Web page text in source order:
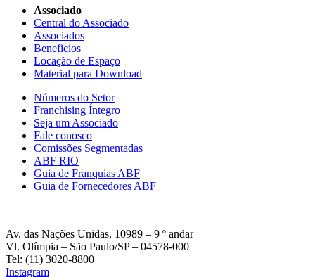
Associado
Central do Associado
Associados
Beneficios
Locação de Espaço
Material para Download
Números do Setor
Franchising Íntegro
Seja um Associado
Fale conosco
Comissões Segmentadas
ABF RIO
Guia de Franquias ABF
Guia de Fornecedores ABF
Av. das Nações Unidas, 10989 – 9 º andar
Vl. Olímpia – São Paulo/SP – 04578-000
Tel: (11) 3020-8800
Instagram